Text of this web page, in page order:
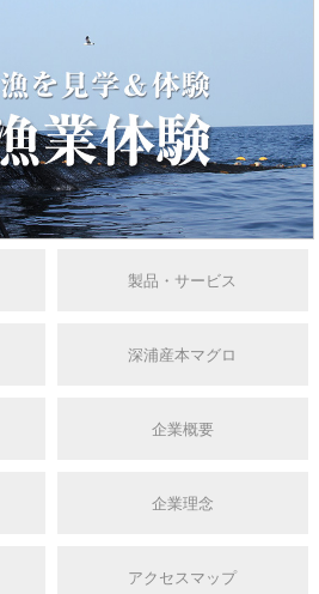
製品・サービス
深浦産本マグロ
企業概要
企業理念
アクセスマップ